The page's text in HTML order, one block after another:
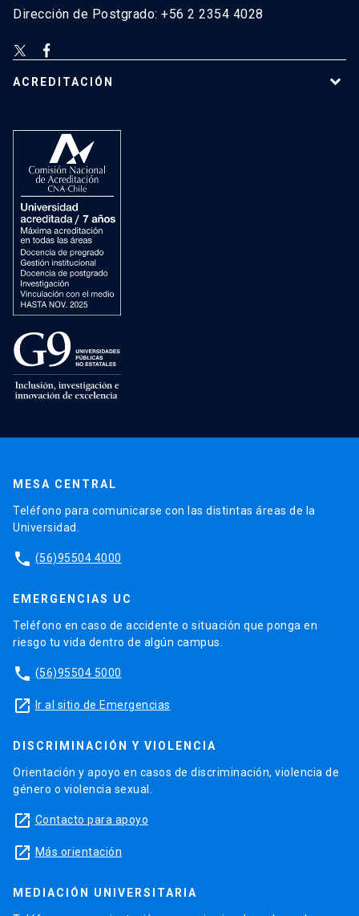
Dirección de Postgrado: +56 2 2354 4028
ACREDITACIÓN
MESA CENTRAL
Teléfono para comunicarse con las distintas áreas de la
Universidad.
phone (56)95504 4000
EMERGENCIAS UC
Teléfono en caso de accidente o situación que ponga en
riesgo tu vida dentro de algún campus.
phone (56)95504 5000
launch Ir al sitio de Emergencias
DISCRIMINACIÓN Y VIOLENCIA
Orientación y apoyo en casos de discriminación, violencia de
género o violencia sexual.
launch Contacto para apoyo
launch Más orientación
MEDIACIÓN UNIVERSITARIA